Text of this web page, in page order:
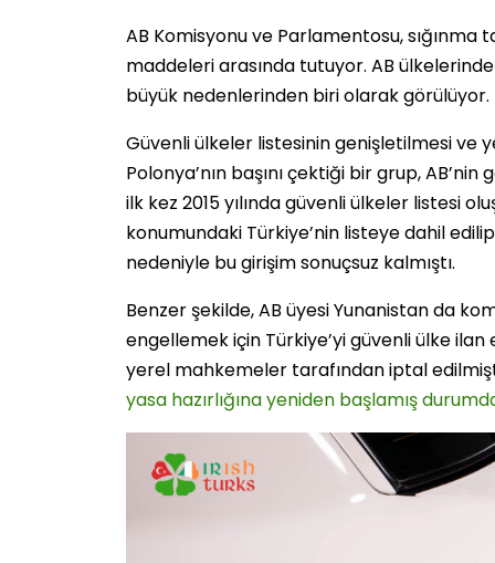
AB Komisyonu ve Parlamentosu,
maddeleri arasında tutuyor. AB
büyük nedenlerinden biri olarak görülüyor.
Güvenli ülkeler listesinin genişletilmesi ve
Polonya’nın başını çektiği bir grup,
ilk kez 2015 yılında güvenli ülkeler listesi
konumundaki Türkiye’nin listeye dahil
nedeniyle bu girişim sonuçsuz kalmıştı.
Benzer şekilde, AB üyesi Yunanistan da
engellemek için Türkiye’yi güvenli ülke ilan
yerel mahkemeler tarafından iptal
yasa hazırlığına yeniden başlamış